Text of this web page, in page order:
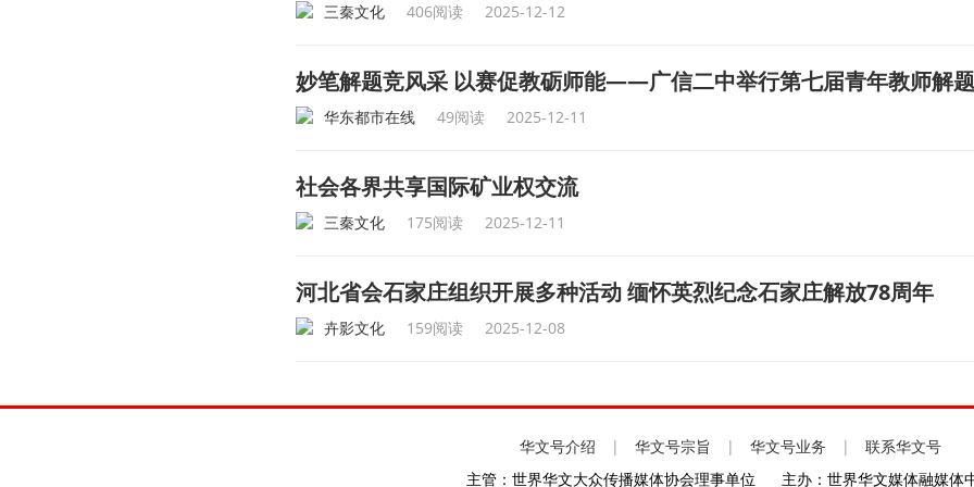
三秦文化 406阅读 2025-12-12
妙笔解题竞风采 以赛促教砺师能——广信二中举行第七届青年教师解
华东都市在线 49阅读 2025-12-11
社会各界共享国际矿业权交流
三秦文化 175阅读 2025-12-11
河北省会石家庄组织开展多种活动 缅怀英烈纪念石家庄解放78周年
卉影文化 159阅读 2025-12-08
华文号介绍 | 华文号宗旨 | 华文号业务 |
联系华文号
主管：世界华文大众传播媒体协会理事单位
主办：世界华文媒体融媒体